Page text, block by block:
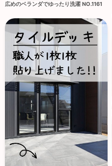
広めのベランダでゆったり洗濯 NO.1161